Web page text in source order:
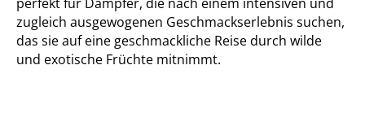
zugleich ausgewogenen Geschmackserlebnis suchen,
das sie auf eine geschmackliche Reise durch wilde
und exotische Früchte mitnimmt.